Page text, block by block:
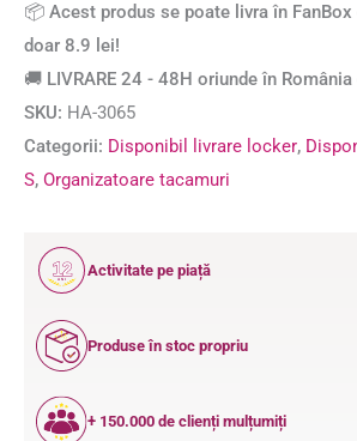
📦 Acest produs se poate livra în
doar 8.9 lei!
🚚 LIVRARE 24 - 48H oriunde în
SKU: HA-3065
Categorii: Disponibil livrare locker,
S, Organizatoare tacamuri
12
ANI
Activitate pe piață
Produse în stoc propriu
+ 150.000 de clienți mulțumiți